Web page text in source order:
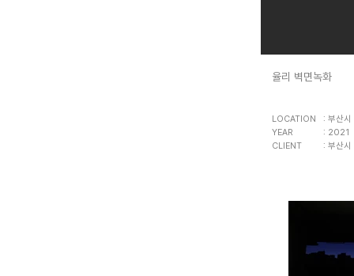
율리 벽면녹화
LOCATION ​​
YEAR
CLIENT
: 부산
: 2021
: 부산시